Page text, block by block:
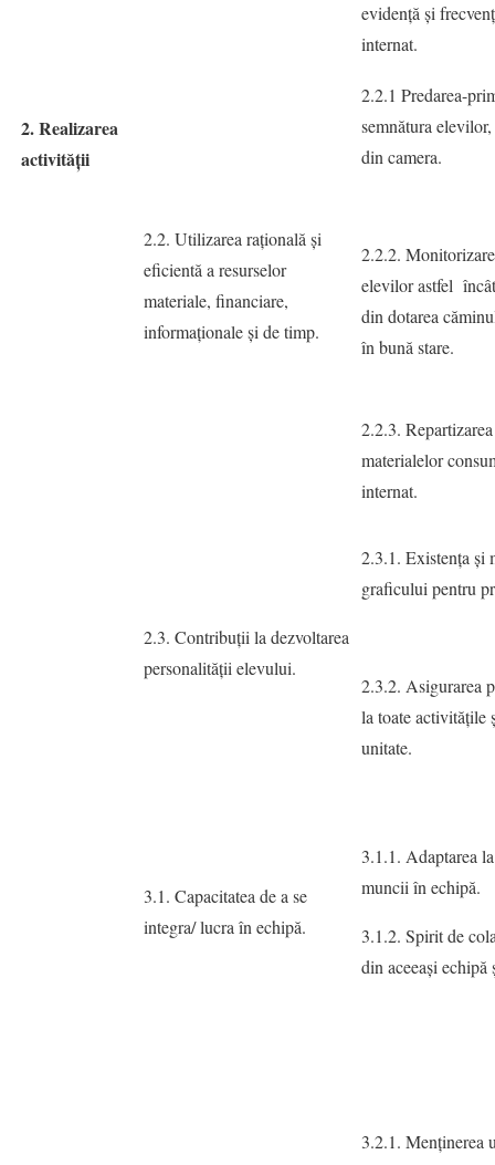
2. Realizarea
activității
evidenţă şi
internat.
2.2. Utilizarea raţională şi
eficientă a resurselor
materiale, financiare,
informaţionale şi de timp.
2.2.1 Predarea-
semnătura
din camera.
2.2.2.
elevilor astfel
din dotarea
în bună stare.
2.2.3.
materialelor
internat.
2.3. Contribuţii la dezvoltarea
personalităţii elevului.
2.3.1. Existenţa şi
graficului pentru
2.3.2. Asigurarea
la toate activităţile
unitate.
3.1. Capacitatea de a se
integra/ lucra în echipă.
3.1.1. Adaptarea
muncii în echipă.
3.1.2. Spirit de
din aceeaşi
3.2.1. Menţinerea